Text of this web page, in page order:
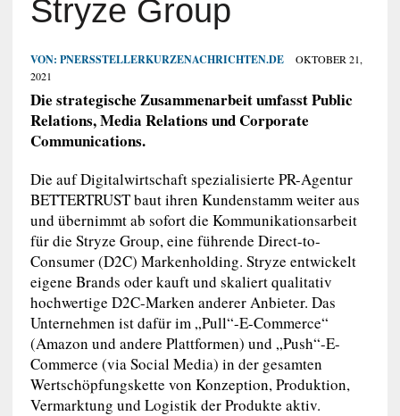
Stryze Group
VON: PNERSSTELLERKURZENACHRICHTEN.DE
OKTOBER 21,
2021
Die strategische Zusammenarbeit umfasst Public
Relations, Media Relations und Corporate
Communications.
Die auf Digitalwirtschaft spezialisierte PR-Agentur
BETTERTRUST baut ihren Kundenstamm weiter aus
und übernimmt ab sofort die Kommunikationsarbeit
für die Stryze Group, eine führende Direct-to-
Consumer (D2C) Markenholding. Stryze entwickelt
eigene Brands oder kauft und skaliert qualitativ
hochwertige D2C-Marken anderer Anbieter. Das
Unternehmen ist dafür im „Pull“-E-Commerce“
(Amazon und andere Plattformen) und „Push“-E-
Commerce (via Social Media) in der gesamten
Wertschöpfungskette von Konzeption, Produktion,
Vermarktung und Logistik der Produkte aktiv.